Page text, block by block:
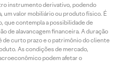
instrumento derivativo, podendo
um valor mobiliário ou produto físico. É
que contempla a possibilidade de
de alavancagem financeira. A duração
de curto prazo e o patrimônio do cliente
As condições de mercado,
podem afetar o